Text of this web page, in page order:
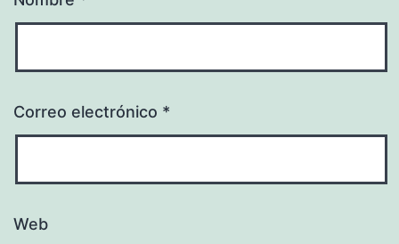
Correo electrónico *
Web